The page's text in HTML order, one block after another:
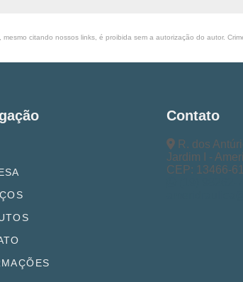
citando nossos links, é proibida sem a autorização do autor.
Contato
R. dos
Jardim I -
CEP: 13466-